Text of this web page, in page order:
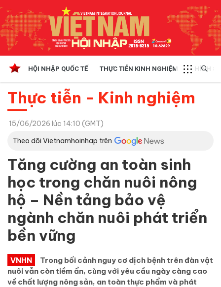
HỘI NHẬP QUỐC TẾ THỰC TIỄN KINH NGHIỆM CHÍNH
Thực tiễn - Kinh nghiệm
15/06/2026 lúc 14:10 (GMT)
Theo dõi Vietnamhoinhap trên
Tăng cường an toàn sinh
học trong chăn nuôi nông
hộ – Nền tảng bảo vệ
ngành chăn nuôi phát triển
bền vững
VNHN
Trong bối cảnh nguy cơ dịch bệnh trên đàn vật
nuôi vẫn còn tiềm ẩn, cùng với yêu cầu ngày càng cao
về chất lượng nông sản, an toàn thực phẩm và phát